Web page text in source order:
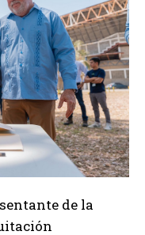
de la